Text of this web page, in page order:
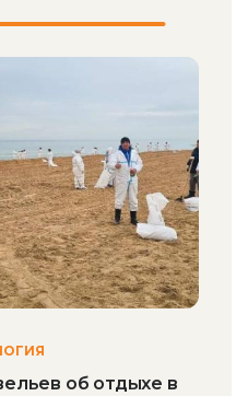
об отдыхе в